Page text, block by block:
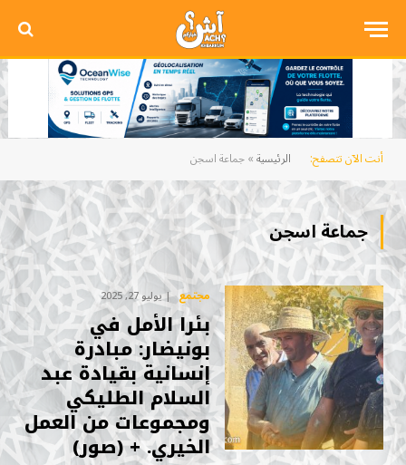
أنت الآن تتصفح: الرئيسية»جماعة اسجن
جماعة اسجن
مجتمع يوليو 27, 2025
بئرا الأمل في
بونيضار: مبادرة
إنسانية بقيادة عبد
السلام الطليكي
ومجموعات من العمل
الخيري. + (صور)